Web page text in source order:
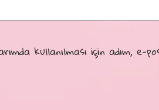
kullanılması için adım,